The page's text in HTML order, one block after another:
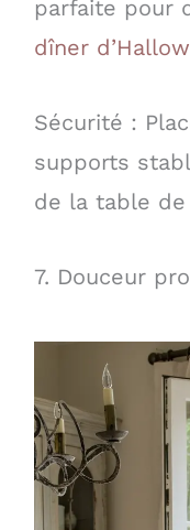
parfaite pour
dîner
Sécurité :
supports
de la table
7. Douceur